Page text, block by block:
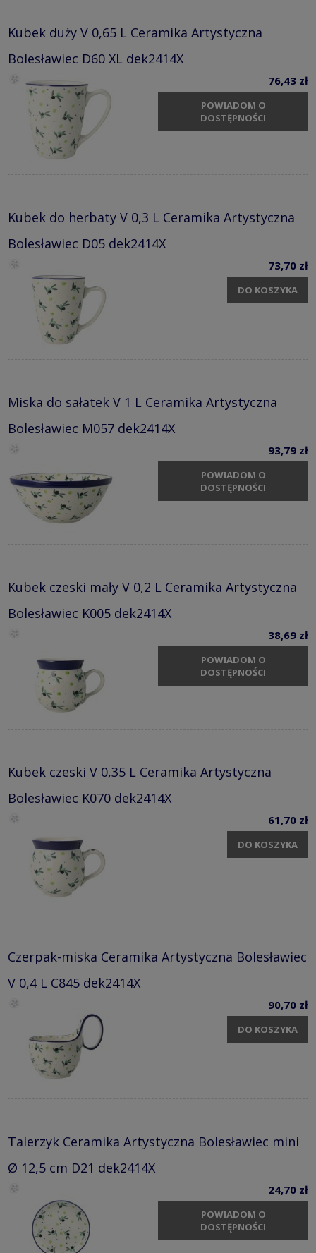
Kubek duży V 0,65 L Ceramika Artystyczna
Bolesławiec D60 XL dek2414X
76,43 zł
POWIADOM O
DOSTĘPNOŚCI
Kubek do herbaty V 0,3 L Ceramika Artystyczna
Bolesławiec D05 dek2414X
73,70 zł
DO KOSZYKA
Miska do sałatek V 1 L Ceramika Artystyczna
Bolesławiec M057 dek2414X
93,79 zł
POWIADOM O
DOSTĘPNOŚCI
Kubek czeski mały V 0,2 L Ceramika Artystyczna
Bolesławiec K005 dek2414X
38,69 zł
POWIADOM O
DOSTĘPNOŚCI
Kubek czeski V 0,35 L Ceramika Artystyczna
Bolesławiec K070 dek2414X
61,70 zł
DO KOSZYKA
Czerpak-miska Ceramika Artystyczna Bolesławiec
V 0,4 L C845 dek2414X
90,70 zł
DO KOSZYKA
Talerzyk Ceramika Artystyczna Bolesławiec mini
Ø 12,5 cm D21 dek2414X
24,70 zł
POWIADOM O
DOSTĘPNOŚCI